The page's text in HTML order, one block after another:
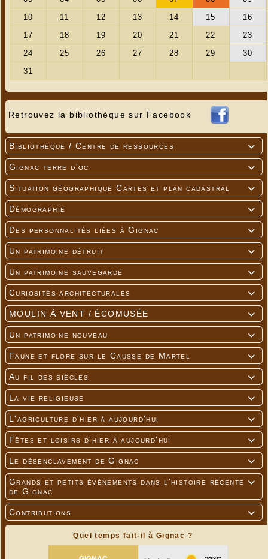
Retrouvez la bibliothèque sur Facebook

Bibliothèque / Centre de ressources

Gignac terre d'oc

Situation géographique Cartes et plan cadastral

Démographie

Des personnalités liées à Gignac

Un patrimoine détruit

Un patrimoine sauvegardé

Curiosités architecturales

MOULIN À VENT / ÉCOMUSÉE

Un patrimoine nouveau

Faune et flore sur le Causse de Martel

Au fil des siècles

La vie religieuse

L'agriculture d'hier à aujourd'hui

Fêtes et loisirs d'hier à aujourd'hui

Le désenclavement de Gignac

Grands et petits événements dans l'histoire récente
de Gignac

Contributions
Quel temps fait-il à Gignac ?